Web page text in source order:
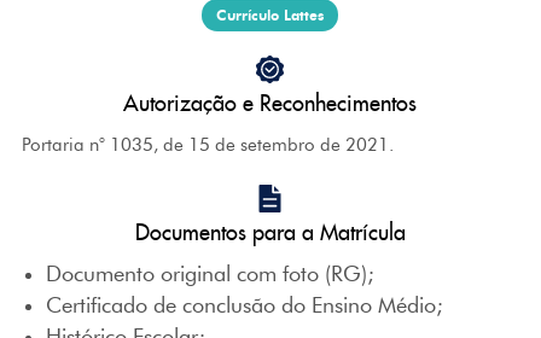
Currículo Lattes
Autorização e Reconhecimentos
Portaria n° 1035, de 15 de setembro de 2021.
Documentos para a Matrícula
Documento original com foto (RG);
Certificado de conclusão do Ensino Médio;